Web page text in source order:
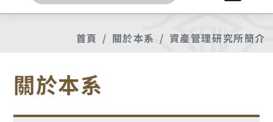
首頁 關於本系 資產管理研究所簡介
關於本系